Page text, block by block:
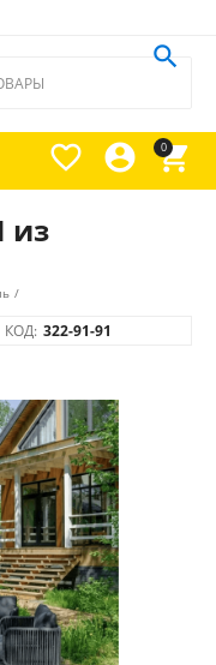
0




из
/
КОД: 322-91-91